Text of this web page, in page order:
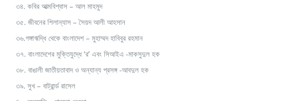
৩৪. কবির আত্মবিশ্বাস – আল মাহমুদ
৩৫. জীবনের শিলান্যাস – সৈয়দ আলী আহসান
৩৬.গঙ্গাঋদ্ধি থেকে বাংলাদেশ – মুহাম্মদ হাবিবুর রহমান
৩৭. বাংলাদেশের মুক্তিযুদ্ধে ‘র’ এবং সিআইএ -মাকসুদুল হক
৩৮. বাঙালী জাতীয়তাবাদ ও অন্যান্য প্রসঙ্গ -আবদুল হক
৩৯. সুখ – বাট্রার্ন্ড রাসেল